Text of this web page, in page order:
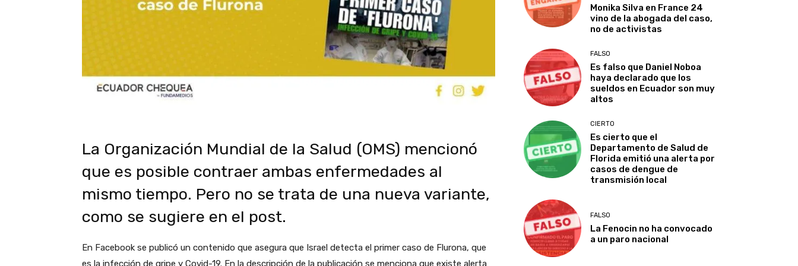
La Organización Mundial de la Salud (OMS) mencionó
que es posible contraer ambas enfermedades al
mismo tiempo. Pero no se trata de una nueva variante,
como se sugiere en el post.
En Facebook se publicó un contenido que asegura que Israel detecta el primer caso de Flurona, que
es la infección de gripe y Covid-19. En la descripción de la publicación se menciona que existe alerta
Monika Silva en France 24
vino de la abogada del caso,
no de activistas
FALSO
Es falso que Daniel Noboa
haya declarado que los
sueldos en Ecuador son muy
altos
CIERTO
Es cierto que el
Departamento de Salud de
Florida emitió una alerta por
casos de dengue de
transmisión local
FALSO
La Fenocin no ha convocado
a un paro nacional